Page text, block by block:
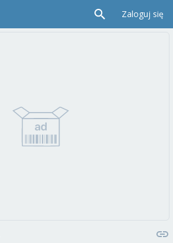
Zaloguj się